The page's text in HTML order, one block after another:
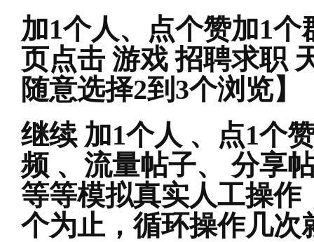
加1个人、点个赞加1
页点击 游戏 招聘求职
随意选择2到3个浏览】
继续 加1个人 、点1个
频 、流量帖子、 分享
等等模拟真实人工操作
个为止，循环操作几次